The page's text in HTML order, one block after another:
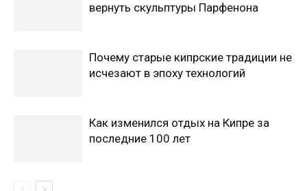
вернуть скульптуры Парфенона
Почему старые кипрские традиции не
исчезают в эпоху технологий
Как изменился отдых на Кипре за
последние 100 лет